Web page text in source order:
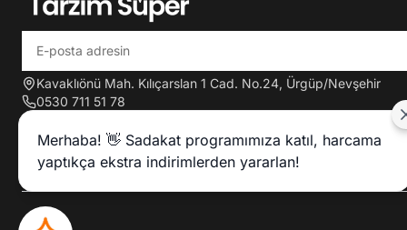
Kavaklıönü Mah. Kılıçarslan 1 Cad. No.24, Ürgüp/Nevşehir
0530 711 51 78
Merhaba! 👋 Sadakat programımıza katıl, harcama
yaptıkça ekstra indirimlerden yararlan!